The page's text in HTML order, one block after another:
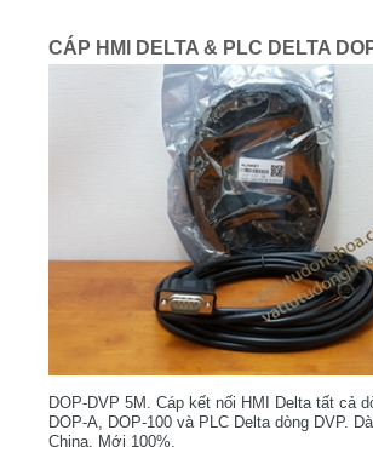
CÁP HMI DELTA & PLC DELTA
DOP-DVP 5M. Cáp kết nối HMI Delta tất cả
DOP-A, DOP-100 và PLC Delta dòng DVP.
China. Mới 100%.